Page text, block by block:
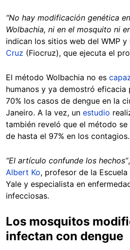
“No hay modificación genética
Wolbachia, ni en el mosquito ni
indican los sitios web del WMP y
Cruz (Fiocruz), que ejecuta el
El método Wolbachia no es
humanos y ya demostró eficacia
70% los casos de dengue en la
Janeiro. A la vez, un estudio
también reveló que el método
de hasta el 97% en los contagios.
“El artículo confunde los hechos”
Albert Ko, profesor de la
Yale y especialista en
infecciosas.
Los mosquitos
infectan con dengue